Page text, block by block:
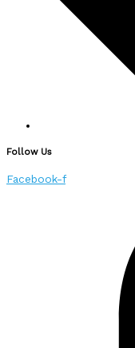
Follow Us
Facebook-f